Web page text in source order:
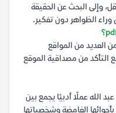
وإلى البحث عن الحقيقة
وراء الظواهر دون تفكير.
العديد من المواقع
التأكد من مصداقية الموقع
الله عملًا أدبيًا يجمع بين
الغامضة وشخصياتها